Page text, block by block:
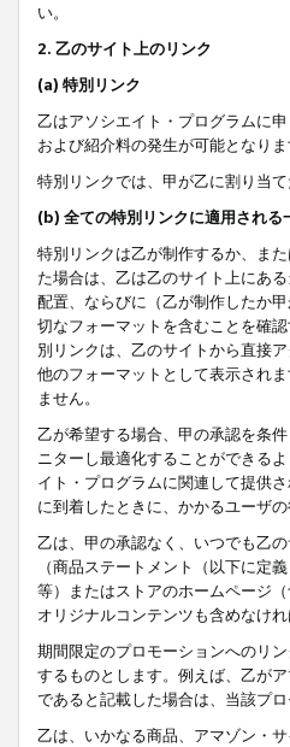
い。
2. 乙のサイト上のリンク
(a) 特別リンク
乙はアソシエイト・プログラムに
および紹介料の発生が可能となりま
特別リンクでは、甲が乙に割り当
(b) 全ての特別リンクに適用される
特別リンクは乙が制作するか、ま
た場合は、乙は乙のサイト上にあ
配置、ならびに（乙が制作したか
切なフォーマットを含むことを確
別リンクは、乙のサイトから直接
他のフォーマットとして表示され
ません。
乙が希望する場合、甲の承認を条
ニターし最適化することができる
イト・プログラムに関連して提供
に到着したときに、かかるユーザ
乙は、甲の承認なく、いつでも乙
（商品ステートメント（以下に定
等）またはストアのホームページ
オリジナルコンテンツも含めなけれ
期間限定のプロモーションへのリ
するものとします。例えば、乙が
であると記載した場合は、当該プ
乙は、いかなる商品、アマゾン・